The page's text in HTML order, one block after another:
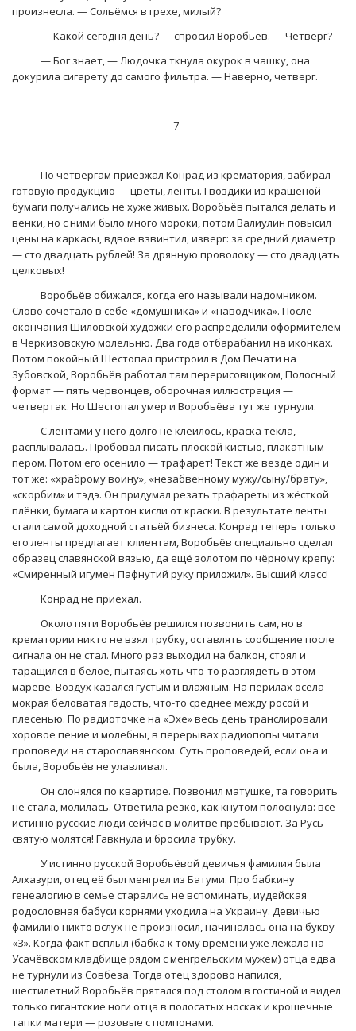
произнесла. — Сольёмся в грехе, милый?
— Какой сегодня день? — спросил Воробьёв. — Четверг?
— Бог знает, — Людочка ткнула окурок в чашку, она
докурила сигарету до самого фильтра. — Наверно, четверг.
7
По четвергам приезжал Конрад из крематория, забирал
готовую продукцию — цветы, ленты. Гвоздики из крашеной
бумаги получались не хуже живых. Воробьёв пытался делать и
венки, но с ними было много мороки, потом Валиулин повысил
цены на каркасы, вдвое взвинтил, изверг: за средний диаметр
— сто двадцать рублей! За дрянную проволоку — сто двадцать
целковых!
Воробьёв обижался, когда его называли надомником.
Слово сочетало в себе «домушника» и «наводчика». После
окончания Шиловской художки его распределили оформителем
в Черкизовскую молельню. Два года отбарабанил на иконках.
Потом покойный Шестопал пристроил в Дом Печати на
Зубовской, Воробьёв работал там перерисовщиком, Полосный
формат — пять червонцев, оборочная иллюстрация —
четвертак. Но Шестопал умер и Воробьёва тут же турнули.
С лентами у него долго не клеилось, краска текла,
расплывалась. Пробовал писать плоской кистью, плакатным
пером. Потом его осенило — трафарет! Текст же везде один и
тот же: «храброму воину», «незабвенному мужу/сыну/брату»,
«скорбим» и тэдэ. Он придумал резать трафареты из жёсткой
плёнки, бумага и картон кисли от краски. В результате ленты
стали самой доходной статьёй бизнеса. Конрад теперь только
его ленты предлагает клиентам, Воробьёв специально сделал
образец славянской вязью, да ещё золотом по чёрному крепу:
«Смиренный игумен Пафнутий руку приложил». Высший класс!
Конрад не приехал.
Около пяти Воробьёв решился позвонить сам, но в
крематории никто не взял трубку, оставлять сообщение после
сигнала он не стал. Много раз выходил на балкон, стоял и
таращился в белое, пытаясь хоть что-то разглядеть в этом
мареве. Воздух казался густым и влажным. На перилах осела
мокрая беловатая гадость, что-то среднее между росой и
плесенью. По радиоточке на «Эхе» весь день транслировали
хоровое пение и молебны, в перерывах радиопопы читали
проповеди на старославянском. Суть проповедей, если она и
была, Воробьёв не улавливал.
Он слонялся по квартире. Позвонил матушке, та говорить
не стала, молилась. Ответила резко, как кнутом полоснула: все
истинно русские люди сейчас в молитве пребывают. За Русь
святую молятся! Гавкнула и бросила трубку.
У истинно русской Воробьёвой девичья фамилия была
Алхазури, отец её был менгрел из Батуми. Про бабкину
генеалогию в семье старались не вспоминать, иудейская
родословная бабуси корнями уходила на Украину. Девичью
фамилию никто вслух не произносил, начиналась она на букву
«З». Когда факт всплыл (бабка к тому времени уже лежала на
Усачёвском кладбище рядом с менгрельским мужем) отца едва
не турнули из Совбеза. Тогда отец здорово напился,
шестилетний Воробьёв прятался под столом в гостиной и видел
только гигантские ноги отца в полосатых носках и крошечные
тапки матери — розовые с помпонами.